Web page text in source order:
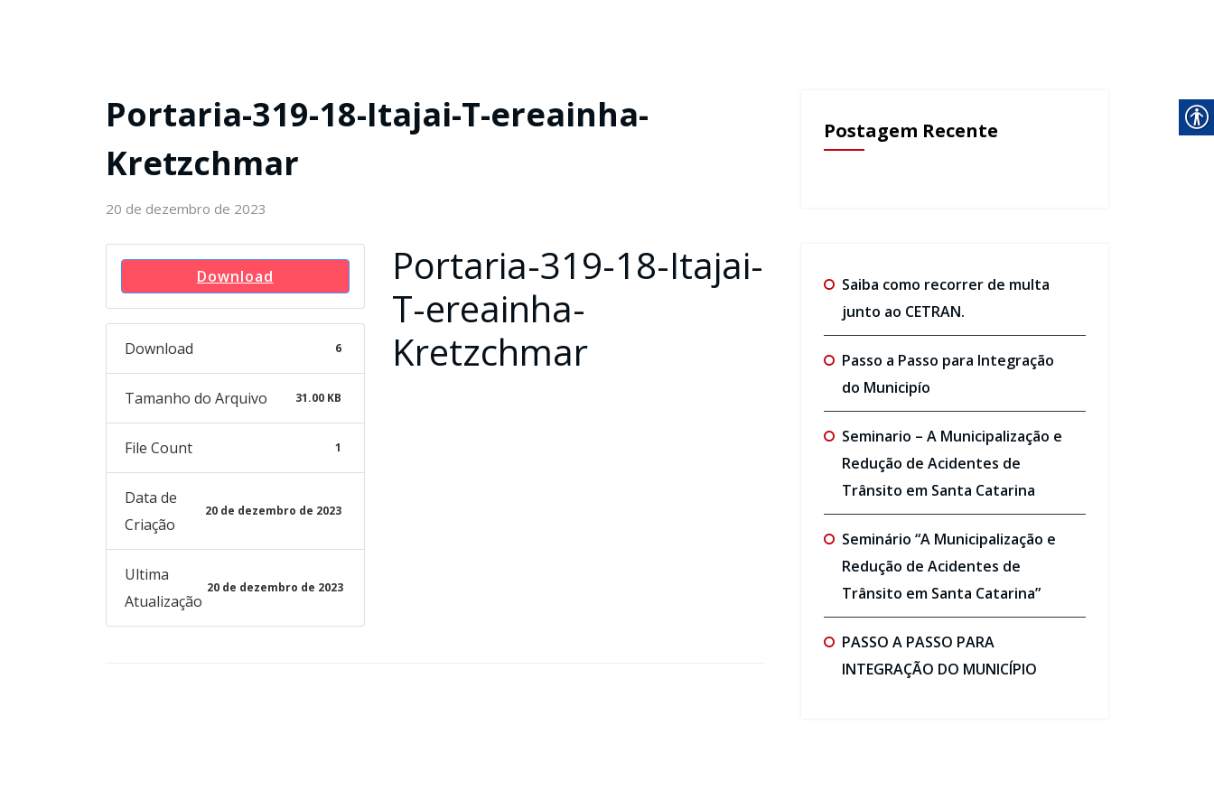
Portaria-319-18-Itajai-T-ereainha-
Kretzchmar
20 de dezembro de 2023
Download
Download 6
Tamanho do Arquivo 31.00 KB
File Count 1
Data de
Criação
20 de dezembro de 2023
Ultima
Atualização
20 de dezembro de 2023
Portaria-319-18-Itajai-
T-ereainha-
Kretzchmar
Postagem Recente
Saiba como recorrer de multa
junto ao CETRAN.
Passo a Passo para Integração
do Municipío
Seminario – A Municipalização e
Redução de Acidentes de
Trânsito em Santa Catarina
Seminário “A Municipalização e
Redução de Acidentes de
Trânsito em Santa Catarina”
PASSO A PASSO PARA
INTEGRAÇÃO DO MUNICÍPIO